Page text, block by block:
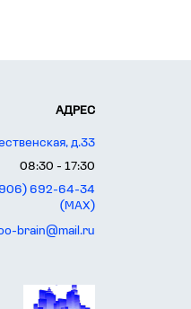
АДРЕС
д.33
08:30 - 17:30
692-64-34
(MAX)
brain@mail.ru